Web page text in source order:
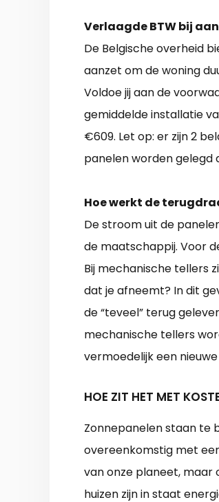
Verlaagde BTW bij
De Belgische overheid
aanzet om de woning
Voldoe jij aan de
gemiddelde installatie
€609. Let op: er zijn 2
panelen worden gelegd
Hoe werkt de
De stroom uit de
de maatschappij. Voor
Bij mechanische tellers
dat je afneemt? In dit
de “teveel” terug
mechanische tellers
vermoedelijk een
HOE ZIT HET MET
Zonnepanelen staan te
overeenkomstig met
van onze planeet, maar
huizen zijn in staat